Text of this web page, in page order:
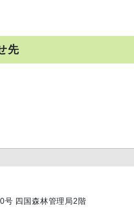
先
号 四国森林管理局2階